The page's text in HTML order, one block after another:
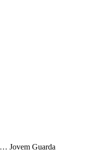
Jovem Guarda